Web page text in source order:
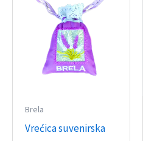
Brela
Vrećica suvenirska